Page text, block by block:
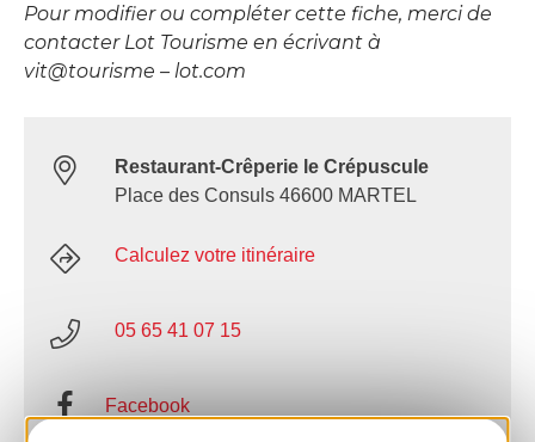
Pour modifier ou compléter cette fiche, merci de
contacter Lot Tourisme en écrivant à
vit@tourisme – lot.com
Restaurant-Crêperie le Crépuscule
Place des Consuls 46600 MARTEL
Calculez votre itinéraire
05 65 41 07 15
Facebook